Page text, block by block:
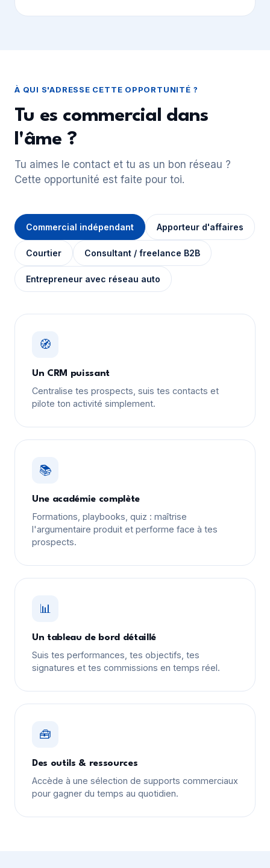
À QUI S'ADRESSE CETTE OPPORTUNITÉ ?
Tu es commercial dans
l'âme ?
Tu aimes le contact et tu as un bon réseau ?
Cette opportunité est faite pour toi.
Commercial indépendant Apporteur d'affaires
Courtier Consultant / freelance B2B
Entrepreneur avec réseau auto
🧭
Un CRM puissant
Centralise tes prospects, suis tes contacts et
pilote ton activité simplement.
📚
Une académie complète
Formations, playbooks, quiz : maîtrise
l'argumentaire produit et performe face à tes
prospects.
📊
Un tableau de bord détaillé
Suis tes performances, tes objectifs, tes
signatures et tes commissions en temps réel.
🧰
Des outils & ressources
Accède à une sélection de supports commerciaux
pour gagner du temps au quotidien.